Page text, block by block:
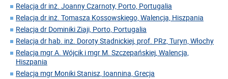
Relacja dr inż. Joanny Czarnoty, Porto, Portugalia
Relacja dr inż. Tomasza Kossowskiego, Walencja, Hiszpania
Relacja dr Dominiki Ziaji, Porto, Portugalia
Relacja dr hab. inż. Doroty Stadnickiej, prof. PRz, Turyn, Włochy
Relacja mgr A. Wójcik i mgr M. Szczepańskiej, Walencja,
Hiszpania
Relacja mgr Moniki Stanisz, Ioannina, Grecja